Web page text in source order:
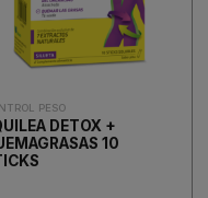
PESO
DETOX +
10